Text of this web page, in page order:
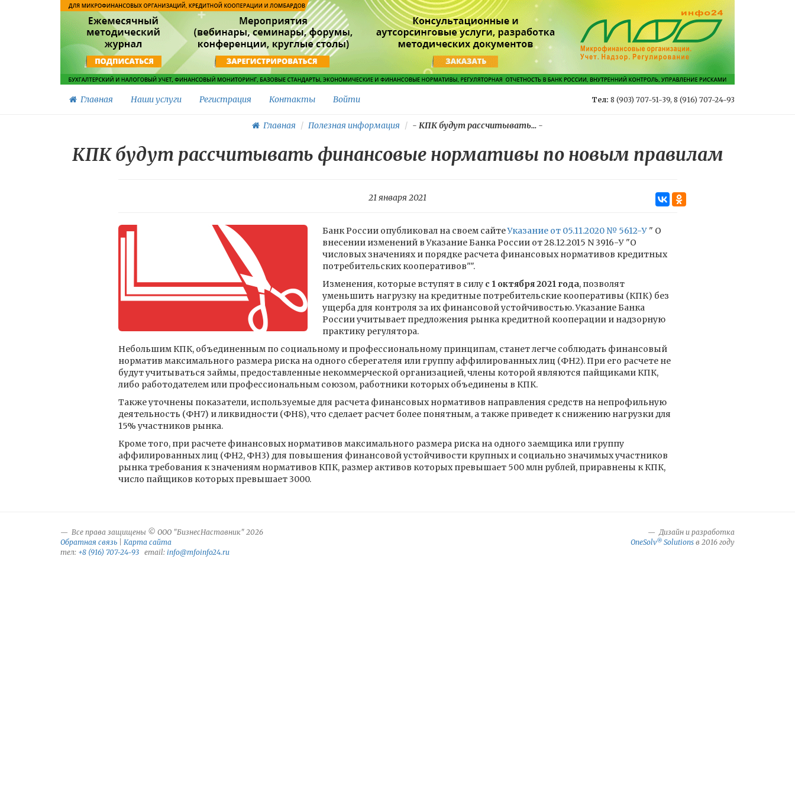
Главная Наши услуги Регистрация Контакты Войти Тел: 8 (903) 707-51-39, 8 (916) 707-24-93
Главная Полезная информация - КПК будут рассчитывать... -
КПК будут рассчитывать финансовые нормативы по новым правилам
21 января 2021
Банк России опубликовал на своем сайтеУказание от 05.11.2020 № 5612-У " О
внесении изменений в Указание Банка России от 28.12.2015 N 3916-У "О
числовых значениях и порядке расчета финансовых нормативов кредитных
потребительских кооперативов"".
Изменения, которые вступят в силу с 1 октября 2021 года, позволят
уменьшить нагрузку на кредитные потребительские кооперативы (КПК) без
ущерба для контроля за их финансовой устойчивостью. Указание Банка
России учитывает предложения рынка кредитной кооперации и надзорную
практику регулятора.
Небольшим КПК, объединенным по социальному и профессиональному принципам, станет легче соблюдать финансовый
норматив максимального размера риска на одного сберегателя или группу аффилированных лиц (ФН2). При его расчете не
будут учитываться займы, предоставленные некоммерческой организацией, члены которой являются пайщиками КПК,
либо работодателем или профессиональным союзом, работники которых объединены в КПК.
Также уточнены показатели, используемые для расчета финансовых нормативов направления средств на непрофильную
деятельность (ФН7) и ликвидности (ФН8), что сделает расчет более понятным, а также приведет к снижению нагрузки для
15% участников рынка.
Кроме того, при расчете финансовых нормативов максимального размера риска на одного заемщика или группу
аффилированных лиц (ФН2, ФН3) для повышения финансовой устойчивости крупных и социально значимых участников
рынка требования к значениям нормативов КПК, размер активов которых превышает 500 млн рублей, приравнены к КПК,
число пайщиков которых превышает 3000.
Все права защищены © ООО "БизнесНаставник" 2026
Обратная связь
Карта сайта
тел: +8 (916) 707-24-93 email: info@mfoinfo24.ru
Дизайн и разработка
OneSolv® Solutions в 2016 году